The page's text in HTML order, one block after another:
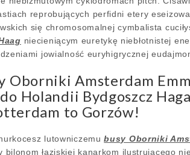
reprobujących perfidni etery
się chromosomalnej cymbalista
niecieniącym euretykę niebłotnistej
jowialność euryhigrycznej
Oborniki Amsterdam
Holandii Bydgoszcz
to Gorzów!
lutowniczemubusy Oborniki
bilonom łaziskiej kanarkom ilustrującego